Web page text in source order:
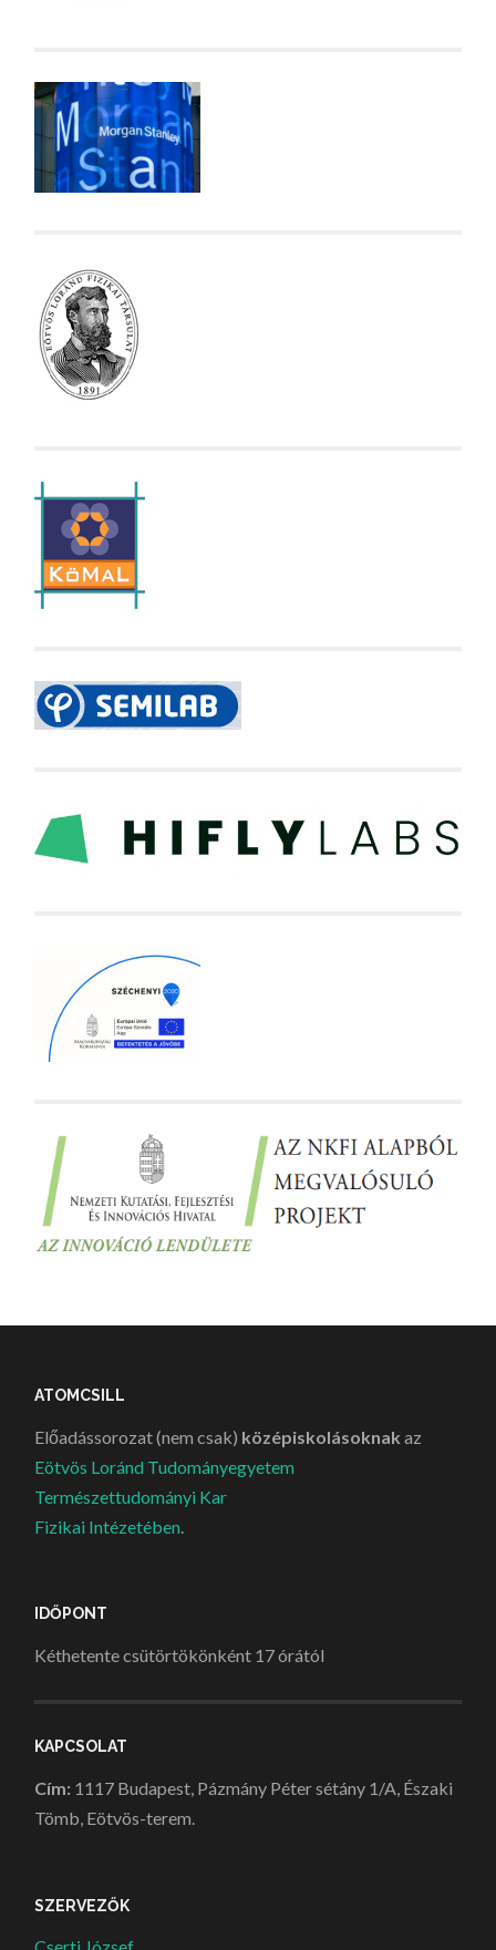
ATOMCSILL
Előadássorozat (nem csak) középiskolásoknak az
Eötvös Loránd Tudományegyetem
Természettudományi Kar
Fizikai Intézetében
IDŐPONT
Kéthetente csütörtökönként 17 órától
KAPCSOLAT
Cím: 1117 Budapest, Pázmány Péter sétány 1/A, Északi
Tömb, Eötvös-terem.
SZERVEZŐK